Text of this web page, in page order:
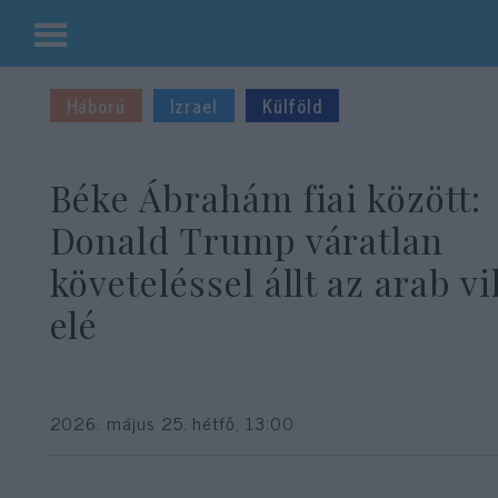
Kilépés
tartalomba
Háború Izrael Külföld
Béke Ábrahám fiai között:
Donald Trump váratlan
követeléssel állt az arab
elé
2026. május 25. hétfő, 13:00